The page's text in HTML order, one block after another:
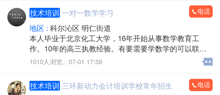
开设四大优质岗位：
无人机机长、无人机教员、无人机维修、无人机研发
就业覆盖农业植保、电力巡检、应急救援、测绘航拍、
物流运输、影视航拍等热门行业
报名硬性要求：
研学班18-35周岁，自主创业班16-50
初高中/中专及以上学历，不限户籍专业，身体健康无色
技术培训 一对一数学学习 电话
地区 : 科尔沁区 明仁街道
本人毕业于北京化工大学，16年开始从事数学教育工
作。10年的高三执教经验。有要需要学数学的可以联
系。还缺一两个学生
1010人浏览、 07-01 17:59
技术培训 三环新动力会计培训学校常年招生 电话